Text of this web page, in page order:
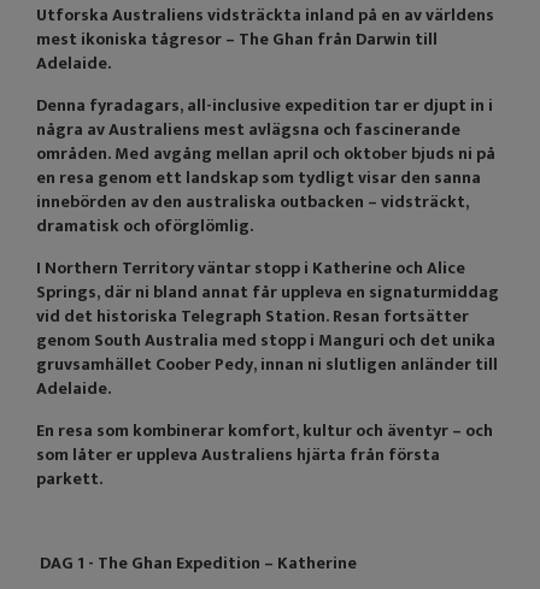
Utforska Australiens vidsträckta inland på en av världens
mest ikoniska tågresor – The Ghan från Darwin till
Adelaide.
Denna fyradagars, all-inclusive expedition tar er djupt in i
några av Australiens mest avlägsna och fascinerande
områden. Med avgång mellan april och oktober bjuds ni på
en resa genom ett landskap som tydligt visar den sanna
innebörden av den australiska outbacken – vidsträckt,
dramatisk och oförglömlig.
I Northern Territory väntar stopp i Katherine och Alice
Springs, där ni bland annat får uppleva en signaturmiddag
vid det historiska Telegraph Station. Resan fortsätter
genom South Australia med stopp i Manguri och det unika
gruvsamhället Coober Pedy, innan ni slutligen anländer till
Adelaide.
En resa som kombinerar komfort, kultur och äventyr – och
som låter er uppleva Australiens hjärta från första
parkett.
DAG 1 - The Ghan Expedition – Katherine